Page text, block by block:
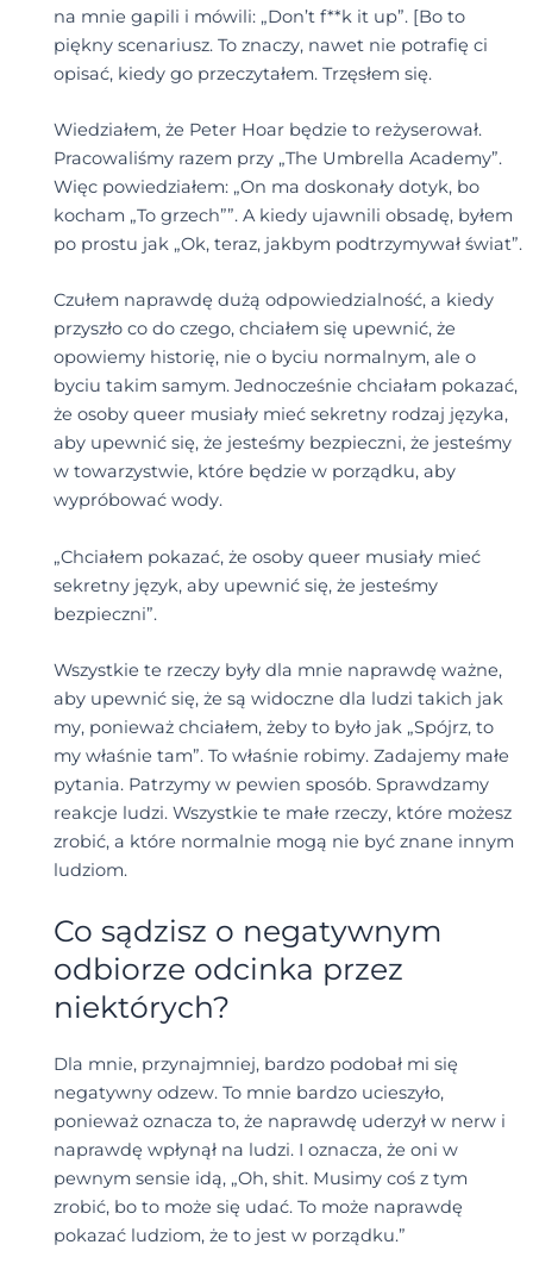
na mnie gapili i mówili: „Don’t f**k it up”. [Bo to
piękny scenariusz. To znaczy, nawet nie potrafię ci
opisać, kiedy go przeczytałem. Trzęsłem się.
Wiedziałem, że Peter Hoar będzie to reżyserował.
Pracowaliśmy razem przy „The Umbrella Academy”.
Więc powiedziałem: „On ma doskonały dotyk, bo
kocham „To grzech””. A kiedy ujawnili obsadę, byłem
po prostu jak „Ok, teraz, jakbym podtrzymywał świat”.
Czułem naprawdę dużą odpowiedzialność, a kiedy
przyszło co do czego, chciałem się upewnić, że
opowiemy historię, nie o byciu normalnym, ale o
byciu takim samym. Jednocześnie chciałam pokazać,
że osoby queer musiały mieć sekretny rodzaj języka,
aby upewnić się, że jesteśmy bezpieczni, że jesteśmy
w towarzystwie, które będzie w porządku, aby
wypróbować wody.
„Chciałem pokazać, że osoby queer musiały mieć
sekretny język, aby upewnić się, że jesteśmy
bezpieczni”.
Wszystkie te rzeczy były dla mnie naprawdę ważne,
aby upewnić się, że są widoczne dla ludzi takich jak
my, ponieważ chciałem, żeby to było jak „Spójrz, to
my właśnie tam”. To właśnie robimy. Zadajemy małe
pytania. Patrzymy w pewien sposób. Sprawdzamy
reakcje ludzi. Wszystkie te małe rzeczy, które możesz
zrobić, a które normalnie mogą nie być znane innym
ludziom.
Co sądzisz o negatywnym
odbiorze odcinka przez
niektórych?
Dla mnie, przynajmniej, bardzo podobał mi się
negatywny odzew. To mnie bardzo ucieszyło,
ponieważ oznacza to, że naprawdę uderzył w nerw i
naprawdę wpłynął na ludzi. I oznacza, że oni w
pewnym sensie idą, „Oh, shit. Musimy coś z tym
zrobić, bo to może się udać. To może naprawdę
pokazać ludziom, że to jest w porządku.”